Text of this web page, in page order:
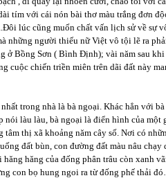
tím với cái nón bài thơ màu trắng đơn
lúc cũng muốn chất vấn lịch sử về sự
những người thiếu nữ Việt vô tội lẽ ra
ở Bồng Sơn ( Bình Định); vài năm sau
cuộc chiến triền miên trên dãi đất này
trong nhà là bà ngoại. Khác hẳn với
nói làu làu, bà ngoại là điển hình của
tâm thị xã khoảng năm cây số. Nơi có
đất bùn, con đường đất màu nâu
hăng của đống phân trâu còn xanh
con bọ hung ngoi ra từ đống phế thải